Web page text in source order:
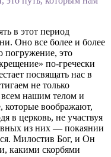
в этот период
Оно все более и более
погружение, это
по-гречески
посвящать нас в
не только
нашим телом и
воображают,
в церковь, не участвуя
из них — покаянии
Милостив Бог, и Он
какими скорбями